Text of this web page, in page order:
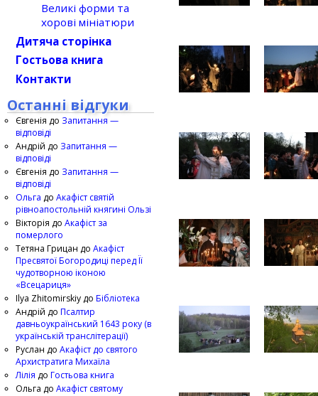
Великі форми та
хорові мініатюри
Дитяча сторінка
Гостьова книга
Контакти
Останні відгуки
Євгенія до Запитання —
відповіді
Андрій до Запитання —
відповіді
Євгенія до Запитання —
відповіді
Ольга до Акафіст святій
рівноапостольній княгині Ользі
Вікторія до Акафіст за
померлого
Тетяна Грицан до Акафіст
Пресвятої Богородиці перед Її
чудотворною іконою
«Всецариця»
Ilya Zhitomirskiy до Бібліотека
Андрій до Псалтир
давньоукраїнський 1643 року (в
українській транслітерації)
Руслан до Акафіст до святого
Архистратига Михаїла
Лілія до Гостьова книга
Ольга до Акафіст святому